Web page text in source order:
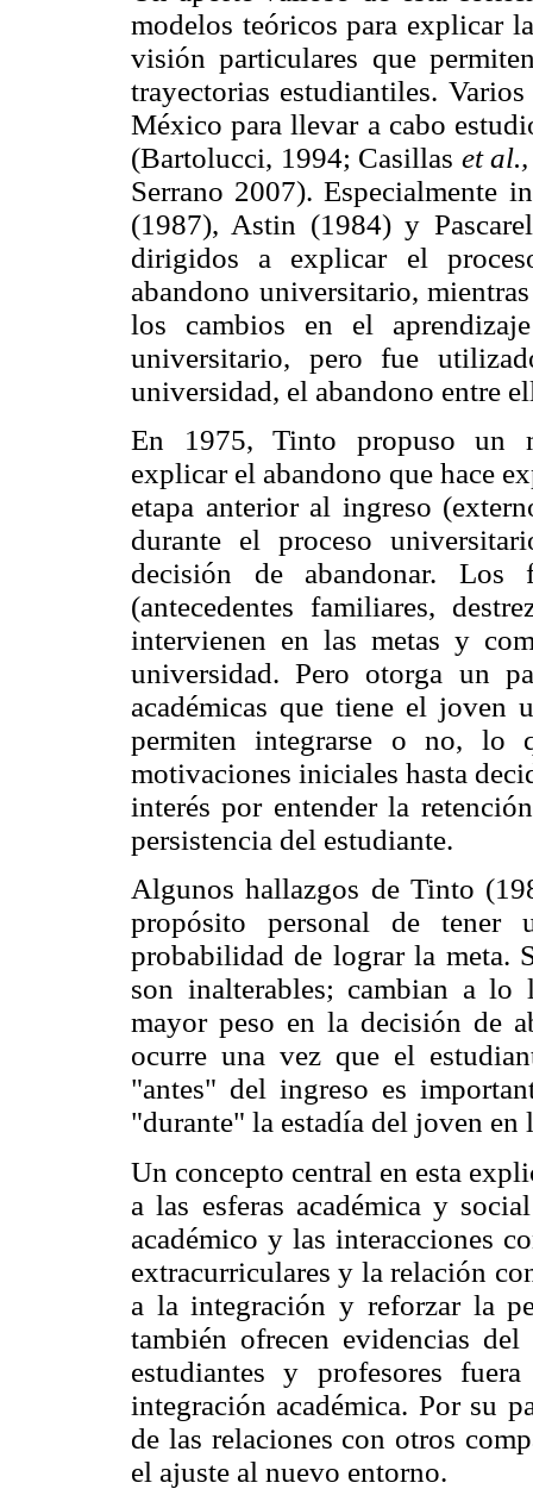
modelos teóricos para explicar
visión particulares que
trayectorias estudiantiles.
México para llevar a cabo
(Bartolucci, 1994; Casillas et al.,
Serrano 2007). Especialmente
(1987), Astin (1984) y
dirigidos a explicar el
abandono universitario,
los cambios en el
universitario, pero fue
universidad, el abandono entre
En 1975, Tinto propuso un
explicar el abandono que hace
etapa anterior al ingreso
durante el proceso
decisión de abandonar. Los
(antecedentes familiares,
intervienen en las metas y
universidad. Pero otorga un
académicas que tiene el joven
permiten integrarse o no, lo
motivaciones iniciales hasta
interés por entender la
persistencia del estudiante.
Algunos hallazgos de Tinto
propósito personal de tener
probabilidad de lograr la meta.
son inalterables; cambian a
mayor peso en la decisión de
ocurre una vez que el
"antes" del ingreso es
"durante" la estadía del joven en
Un concepto central en esta
a las esferas académica y
académico y las interacciones
extracurriculares y la relación
a la integración y reforzar la
también ofrecen evidencias
estudiantes y profesores
integración académica. Por su
de las relaciones con otros
el ajuste al nuevo entorno.